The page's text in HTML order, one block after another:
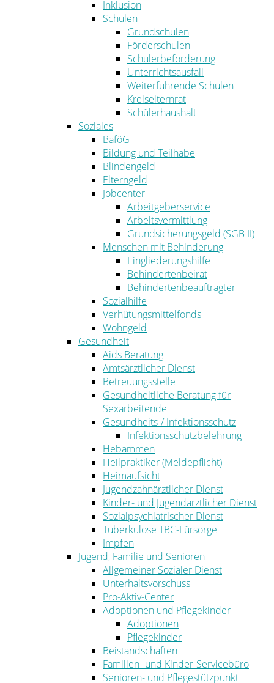
Inklusion
Schulen
Grundschulen
Förderschulen
Schülerbeförderung
Unterrichtsausfall
Weiterführende Schulen
Kreiselternrat
Schülerhaushalt
Soziales
BaföG
Bildung und Teilhabe
Blindengeld
Elterngeld
Jobcenter
Arbeitgeberservice
Arbeitsvermittlung
Grundsicherungsgeld (SGB II)
Menschen mit Behinderung
Eingliederungshilfe
Behindertenbeirat
Behindertenbeauftragter
Sozialhilfe
Verhütungsmittelfonds
Wohngeld
Gesundheit
Aids Beratung
Amtsärztlicher Dienst
Betreuungsstelle
Gesundheitliche Beratung für
Sexarbeitende
Gesundheits-/ Infektionsschutz
Infektionsschutzbelehrung
Hebammen
Heilpraktiker (Meldepflicht)
Heimaufsicht
Jugendzahnärztlicher Dienst
Kinder- und Jugendärztlicher Dienst
Sozialpsychiatrischer Dienst
Tuberkulose TBC-Fürsorge
Impfen
Jugend, Familie und Senioren
Allgemeiner Sozialer Dienst
Unterhaltsvorschuss
Pro-Aktiv-Center
Adoptionen und Pflegekinder
Adoptionen
Pflegekinder
Beistandschaften
Familien- und Kinder-Servicebüro
Senioren- und Pflegestützpunkt